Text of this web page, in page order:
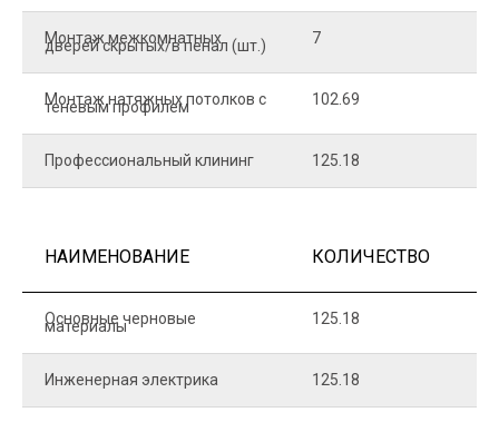
Монтаж межкомнатных
дверей скрытых/в пенал (шт.) 7
Монтаж натяжных потолков с
теневым профилем 102.69
Профессиональный клининг 125.18
НАИМЕНОВАНИЕ КОЛИЧЕСТВО
Основные черновые
материалы 125.18
Инженерная электрика 125.18